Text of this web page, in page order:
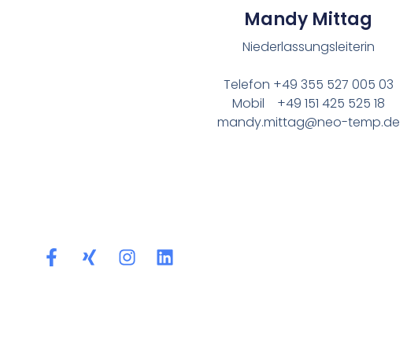
Mandy Mittag
Niederlassungsleiterin
Telefon +49 355 527 005 03
Mobil +49 151 425 525 18
mandy.mittag@neo-temp.de